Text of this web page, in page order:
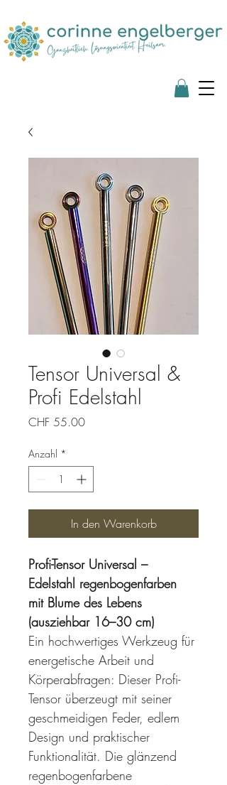
Tensor Universal &
Profi Edelstahl
CHF 55.00Preis
Anzahl *
In den Warenkorb
Profi-Tensor Universal –
Edelstahl regenbogenfarben
mit Blume des Lebens
(ausziehbar 16–30 cm)
Ein hochwertiges Werkzeug für
energetische Arbeit und
Körperabfragen: Dieser Profi-
Tensor überzeugt mit seiner
geschmeidigen Feder, edlem
Design und praktischer
Funktionalität. Die glänzend
regenbogenfarbene